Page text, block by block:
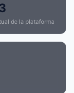
de la plataforma